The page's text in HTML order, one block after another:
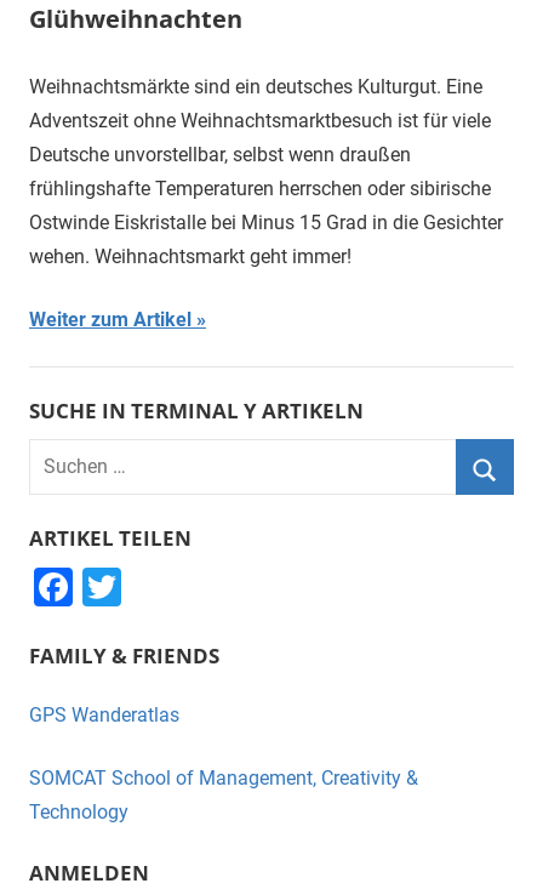
Glühweihnachten
Weihnachtsmärkte sind ein deutsches Kulturgut. Eine
Adventszeit ohne Weihnachtsmarktbesuch ist für viele
Deutsche unvorstellbar, selbst wenn draußen
frühlingshafte Temperaturen herrschen oder sibirische
Ostwinde Eiskristalle bei Minus 15 Grad in die Gesichter
wehen. Weihnachtsmarkt geht immer!
Weiter zum Artikel
SUCHE IN TERMINAL Y ARTIKELN
Suchen
nach:
ARTIKEL TEILEN
F
c
e
o
o
k
tt
er
FAMILY & FRIENDS
GPS Wanderatlas
SOMCAT School of Management, Creativity &
Technology
ANMELDEN